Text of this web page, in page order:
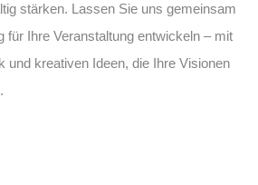
stärken. Lassen Sie uns gemeinsam
für Ihre Veranstaltung entwickeln – mit
und kreativen Ideen, die Ihre Visionen